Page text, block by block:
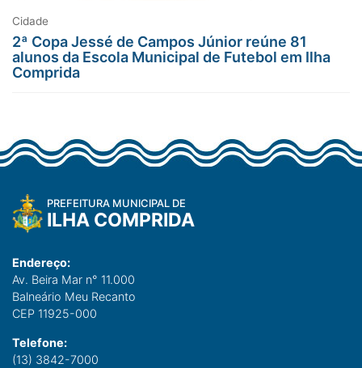
Cidade
2ª Copa Jessé de Campos Júnior reúne 81
alunos da Escola Municipal de Futebol em Ilha
Comprida
PREFEITURA MUNICIPAL DE
ILHA COMPRIDA
Endereço:
Av. Beira Mar n° 11.000
Balneário Meu Recanto
CEP 11925-000
Telefone:
(13) 3842-7000